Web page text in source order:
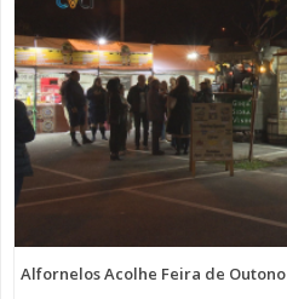
Alfornelos Acolhe Feira de Outono